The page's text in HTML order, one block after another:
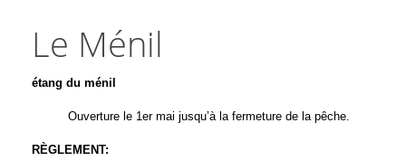
Le Ménil
étang du ménil
Ouverture le 1er mai jusqu’à la fermeture de la pêche.
RÈGLEMENT: